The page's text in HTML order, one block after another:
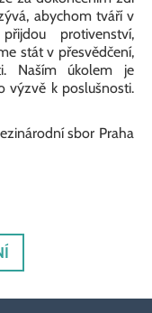
abychom tváří v
protivenství,
stát v přesvědčení,
Naším úkolem je
výzvě k poslušnosti.
sbor Praha